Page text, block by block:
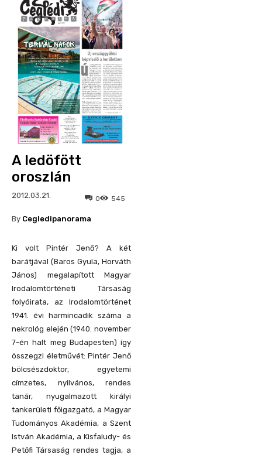
A ledöfött
oroszlán
2012.03.21. 545
0
By Cegledipanorama
Ki volt Pintér Jenő? A két
barátjával (Baros Gyula, Horváth
János) megalapított Magyar
Irodalomtörténeti Társaság
folyóirata, az Irodalomtörténet
1941. évi harmincadik száma a
nekrológ elején (1940. november
7-én halt meg Budapesten) így
összegzi életművét: Pintér Jenő
bölcsészdoktor, egyetemi
címzetes, nyilvános, rendes
tanár, nyugalmazott királyi
tankerületi főigazgató, a Magyar
Tudományos Akadémia, a Szent
István Akadémia, a Kisfaludy- és
Petőfi Társaság rendes tagja, a